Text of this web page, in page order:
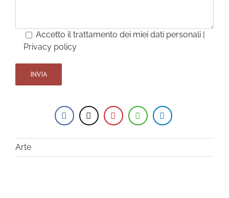
Accetto il trattamento dei miei dati personali |
Privacy policy
Arte